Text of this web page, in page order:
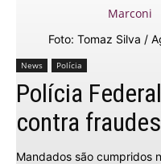
Foto: Tomaz Silva /
News Polícia
Polícia
contra
Mandados são cumpridos